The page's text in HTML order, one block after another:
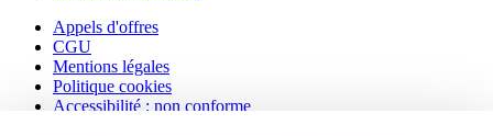
Appels d'offres
CGU
Mentions légales
Politique cookies
Accessibilité : non conforme